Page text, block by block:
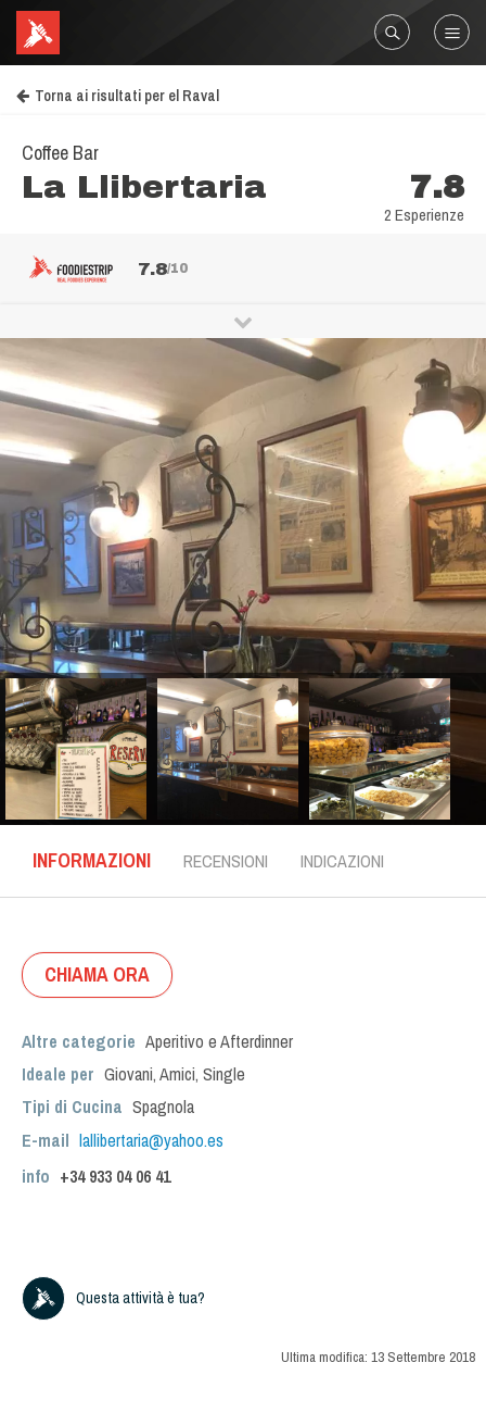
Torna ai risultati per el Raval
Coffee Bar
La Llibertaria 7.8
2 Esperienze
7.8/10
INFORMAZIONI RECENSIONI INDICAZIONI
CHIAMA ORA
Altre categorie Aperitivo e Afterdinner
Ideale per Giovani,Amici, Single
Tipi di Cucina Spagnola
E-mail lallibertaria@yahoo.es
info +34 933 04 06 41
Questa attività è tua?
Ultima modifica: 13 Settembre 2018